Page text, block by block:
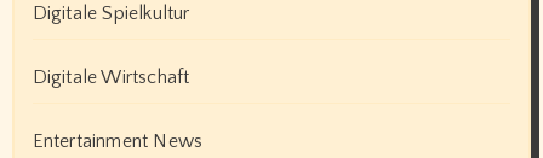
Digitale Spielkultur
Digitale Wirtschaft
Entertainment News